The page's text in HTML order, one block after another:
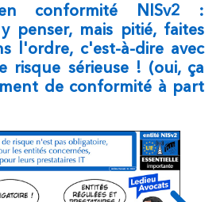
conformité NISv2 :
penser, mais pitié, faites
l'ordre, c'est-à-dire avec
risque sérieuse ! (oui, ça
de conformité à part